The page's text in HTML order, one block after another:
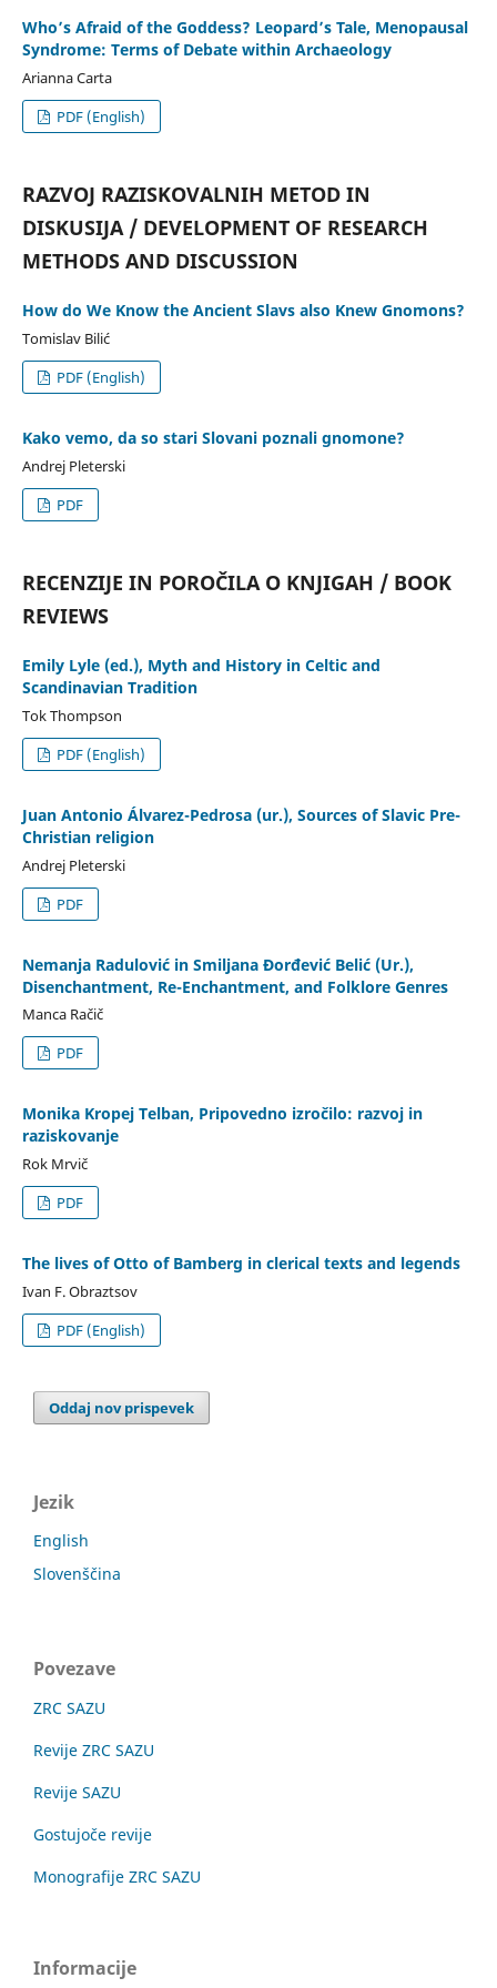
Who’s Afraid of the Goddess? Leopard’s Tale, Menopausal
Syndrome: Terms of Debate within Archaeology
Arianna Carta
PDF (English)
RAZVOJ RAZISKOVALNIH METOD IN
DISKUSIJA / DEVELOPMENT OF RESEARCH
METHODS AND DISCUSSION
How do We Know the Ancient Slavs also Knew Gnomons?
Tomislav Bilić
PDF (English)
Kako vemo, da so stari Slovani poznali gnomone?
Andrej Pleterski
PDF
RECENZIJE IN POROČILA O KNJIGAH / BOOK
REVIEWS
Emily Lyle (ed.), Myth and History in Celtic and
Scandinavian Tradition
Tok Thompson
PDF (English)
Juan Antonio Álvarez-Pedrosa (ur.), Sources of Slavic Pre-
Christian religion
Andrej Pleterski
PDF
Nemanja Radulović in Smiljana Đorđević Belić (Ur.),
Disenchantment, Re-Enchantment, and Folklore Genres
Manca Račič
PDF
Monika Kropej Telban, Pripovedno izročilo: razvoj in
raziskovanje
Rok Mrvič
PDF
The lives of Otto of Bamberg in clerical texts and legends
Ivan F. Obraztsov
PDF (English)
Oddaj nov prispevek
Jezik
English
Slovenščina
Povezave
ZRC SAZU
Revije ZRC SAZU
Revije SAZU
Gostujoče revije
Monografije ZRC SAZU
Informacije